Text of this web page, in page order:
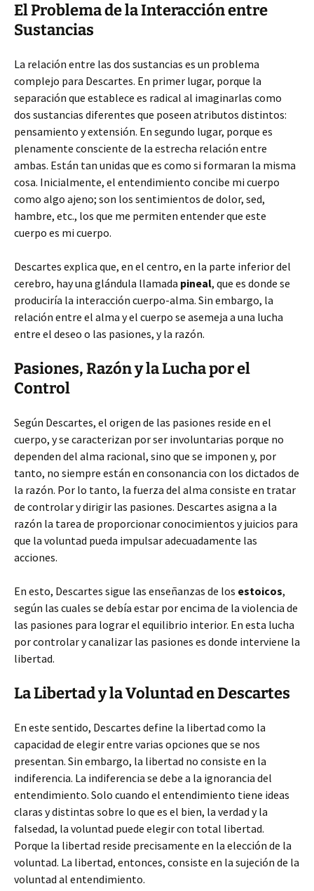
El Problema de la Interacción entre
Sustancias
La relación entre las dos sustancias es un problema
complejo para Descartes. En primer lugar, porque la
separación que establece es radical al imaginarlas como
dos sustancias diferentes que poseen atributos distintos:
pensamiento y extensión. En segundo lugar, porque es
plenamente consciente de la estrecha relación entre
ambas. Están tan unidas que es como si formaran la misma
cosa. Inicialmente, el entendimiento concibe mi cuerpo
como algo ajeno; son los sentimientos de dolor, sed,
hambre, etc., los que me permiten entender que este
cuerpo es mi cuerpo.
Descartes explica que, en el centro, en la parte inferior del
cerebro, hay una glándula llamada pineal, que es donde se
produciría la interacción cuerpo-alma. Sin embargo, la
relación entre el alma y el cuerpo se asemeja a una lucha
entre el deseo o las pasiones, y la razón.
Pasiones, Razón y la Lucha por el
Control
Según Descartes, el origen de las pasiones reside en el
cuerpo, y se caracterizan por ser involuntarias porque no
dependen del alma racional, sino que se imponen y, por
tanto, no siempre están en consonancia con los dictados de
la razón. Por lo tanto, la fuerza del alma consiste en tratar
de controlar y dirigir las pasiones. Descartes asigna a la
razón la tarea de proporcionar conocimientos y juicios para
que la voluntad pueda impulsar adecuadamente las
acciones.
En esto, Descartes sigue las enseñanzas de los estoicos,
según las cuales se debía estar por encima de la violencia de
las pasiones para lograr el equilibrio interior. En esta lucha
por controlar y canalizar las pasiones es donde interviene la
libertad.
La Libertad y la Voluntad en Descartes
En este sentido, Descartes define la libertad como la
capacidad de elegir entre varias opciones que se nos
presentan. Sin embargo, la libertad no consiste en la
indiferencia. La indiferencia se debe a la ignorancia del
entendimiento. Solo cuando el entendimiento tiene ideas
claras y distintas sobre lo que es el bien, la verdad y la
falsedad, la voluntad puede elegir con total libertad.
Porque la libertad reside precisamente en la elección de la
voluntad. La libertad, entonces, consiste en la sujeción de la
voluntad al entendimiento.